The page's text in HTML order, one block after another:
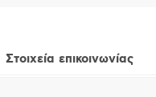
Στοιχεία επικοινωνίας